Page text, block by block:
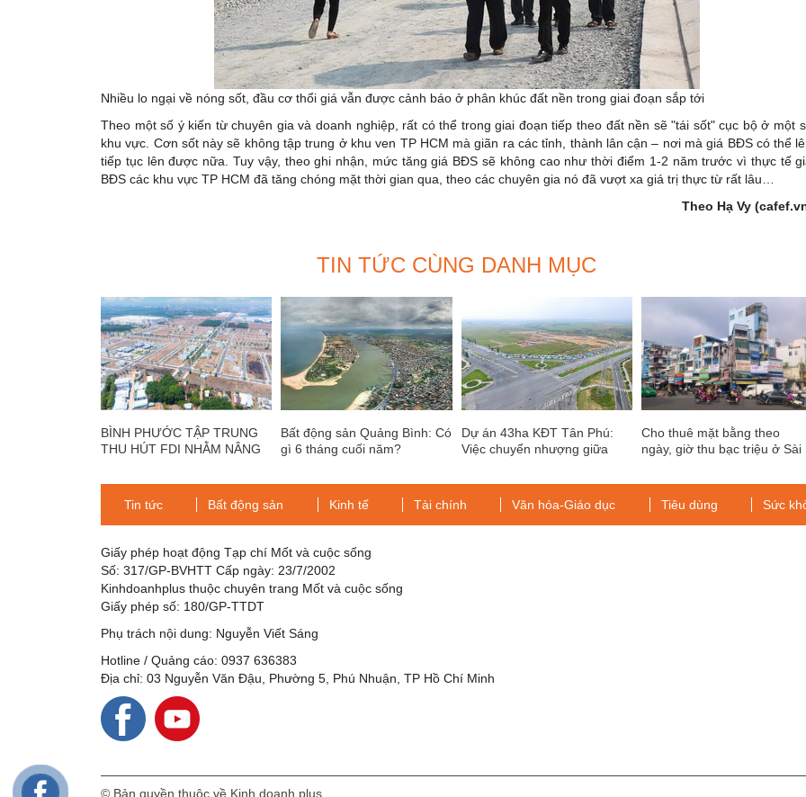
Nhiều lo ngại về nóng sốt, đầu cơ thổi giá vẫn được cảnh báo ở phân khúc đất nền trong giai đoạn sắp tới
Theo một số ý kiến từ chuyên gia và doanh nghiệp, rất có thể trong giai đoạn tiếp theo đất nền sẽ "tái sốt" cục bộ ở một
khu vực. Cơn sốt này sẽ không tập trung ở khu ven TP HCM mà giãn ra các tỉnh, thành lân cận – nơi mà giá BĐS có thể
tiếp tục lên được nữa. Tuy vậy, theo ghi nhận, mức tăng giá BĐS sẽ không cao như thời điểm 1-2 năm trước vì thực tế
BĐS các khu vực TP HCM đã tăng chóng mặt thời gian qua, theo các chuyên gia nó đã vượt xa giá trị thực từ rất lâu…
Theo Hạ Vy
TIN TỨC CÙNG DANH MỤC
BÌNH PHƯỚC TẬP TRUNG
THU HÚT FDI NHẰM NÂNG
CỦA TỈNH
Bất động sản Quảng Bình: Có
gì 6 tháng cuối năm?
Dự án 43ha KĐT Tân Phú:
Việc chuyển nhượng giữa
Group có “ngay tình”?
Cho thuê mặt bằng theo
ngày, giờ thu bạc triệu ở Sài
Tin tức Bất động sản Kinh tế Tài chính Văn hóa-Giáo dục Tiêu dùng Sức
Giấy phép hoạt động Tạp chí Mốt và cuộc sống
Số: 317/GP-BVHTT Cấp ngày: 23/7/2002
Kinhdoanhplus thuộc chuyên trang Mốt và cuộc sống
Giấy phép số: 180/GP-TTDT
Phụ trách nội dung: Nguyễn Viết Sáng
Hotline / Quảng cáo: 0937 636383
Địa chỉ: 03 Nguyễn Văn Đậu, Phường 5, Phú Nhuận, TP Hồ Chí Minh
© Bản quyền thuộc về Kinh doanh plus.